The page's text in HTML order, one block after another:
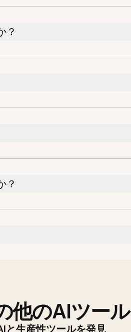
？
？
他のAIツール
と生産性ツールを発見